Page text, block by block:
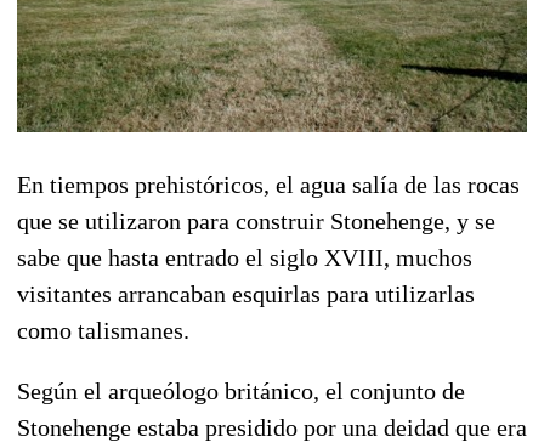
En tiempos prehistóricos, el agua salía de las rocas
que se utilizaron para construir Stonehenge, y se
sabe que hasta entrado el siglo XVIII, muchos
visitantes arrancaban esquirlas para utilizarlas
como talismanes.
Según el arqueólogo británico, el conjunto de
Stonehenge estaba presidido por una deidad que era